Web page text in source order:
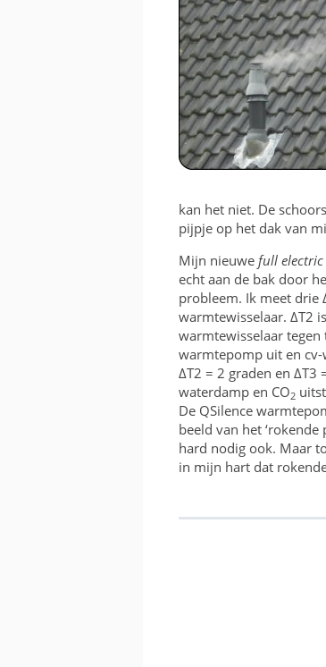
KOSTEN
FRAME OF
RICHTING
kan het niet. De
pijpje op het dak van
Mijn nieuwe full electric
echt aan de bak door
probleem. Ik meet drie
warmtewisselaar. ΔT2
warmtewisselaar
warmtepomp uit en
ΔT2 = 2 graden en ΔT3
waterdamp en CO2
De QSilence
beeld van het
hard nodig ook. Maar
in mijn hart dat